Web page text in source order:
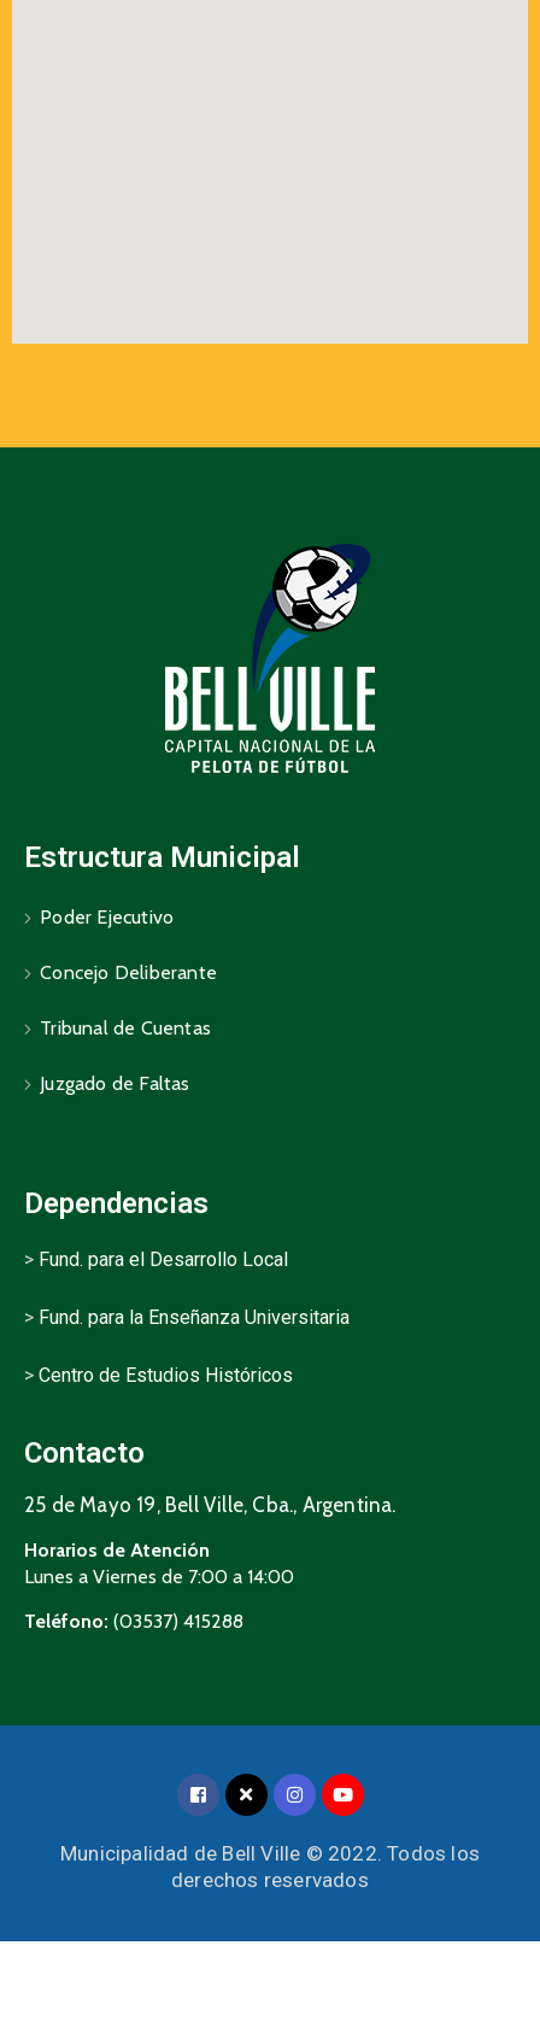
Estructura Municipal
Poder Ejecutivo
Concejo Deliberante
Tribunal de Cuentas
Juzgado de Faltas
Dependencias
> Fund. para el Desarrollo Local
> Fund. para la Enseñanza Universitaria
> Centro de Estudios Históricos
Contacto
25 de Mayo 19, Bell Ville, Cba., Argentina.
Horarios de Atención
Lunes a Viernes de 7:00 a 14:00
Teléfono: (03537) 415288
Municipalidad de Bell Ville © 2022. Todos los
derechos reservados